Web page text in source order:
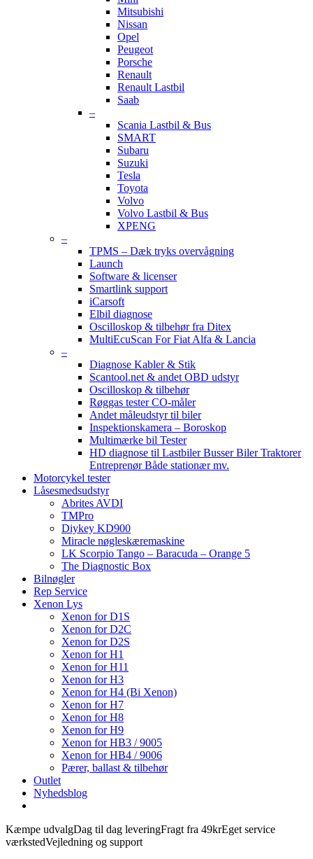
Mitsubishi
Nissan
Opel
Peugeot
Porsche
Renault
Renault Lastbil
Saab
–
Scania Lastbil & Bus
SMART
Subaru
Suzuki
Tesla
Toyota
Volvo
Volvo Lastbil & Bus
XPENG
–
TPMS – Dæk tryks overvågning
Launch
Software & licenser
Smartlink support
iCarsoft
Elbil diagnose
Oscilloskop & tilbehør fra Ditex
MultiEcuScan For Fiat Alfa & Lancia
–
Diagnose Kabler & Stik
Scantool.net & andet OBD udstyr
Oscilloskop & tilbehør
Røggas tester CO-måler
Andet måleudstyr til biler
Inspektionskamera – Boroskop
Multimærke bil Tester
HD diagnose til Lastbiler Busser Biler Traktorer
Entreprenør Både stationær mv.
Motorcykel tester
Låsesmedsudstyr
Abrites AVDI
TMPro
Diykey KD900
Miracle nøgleskæremaskine
LK Scorpio Tango – Baracuda – Orange 5
The Diagnostic Box
Bilnøgler
Rep Service
Xenon Lys
Xenon for D1S
Xenon for D2C
Xenon for D2S
Xenon for H1
Xenon for H11
Xenon for H3
Xenon for H4 (Bi Xenon)
Xenon for H7
Xenon for H8
Xenon for H9
Xenon for HB3 / 9005
Xenon for HB4 / 9006
Pærer, ballast & tilbehør
Outlet
Nyhedsblog
Kæmpe udvalgDag til dag leveringFragt fra 49krEget service
værkstedVejledning og support